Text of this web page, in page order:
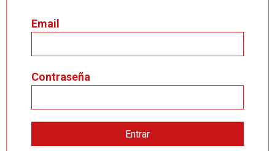
Email
Contraseña